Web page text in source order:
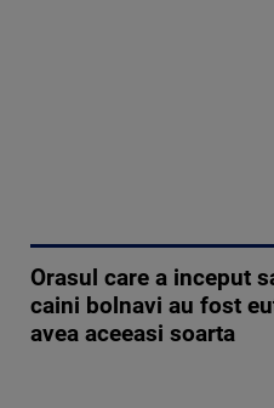
Orasul care a inceput
caini bolnavi au fost
avea aceeasi soarta